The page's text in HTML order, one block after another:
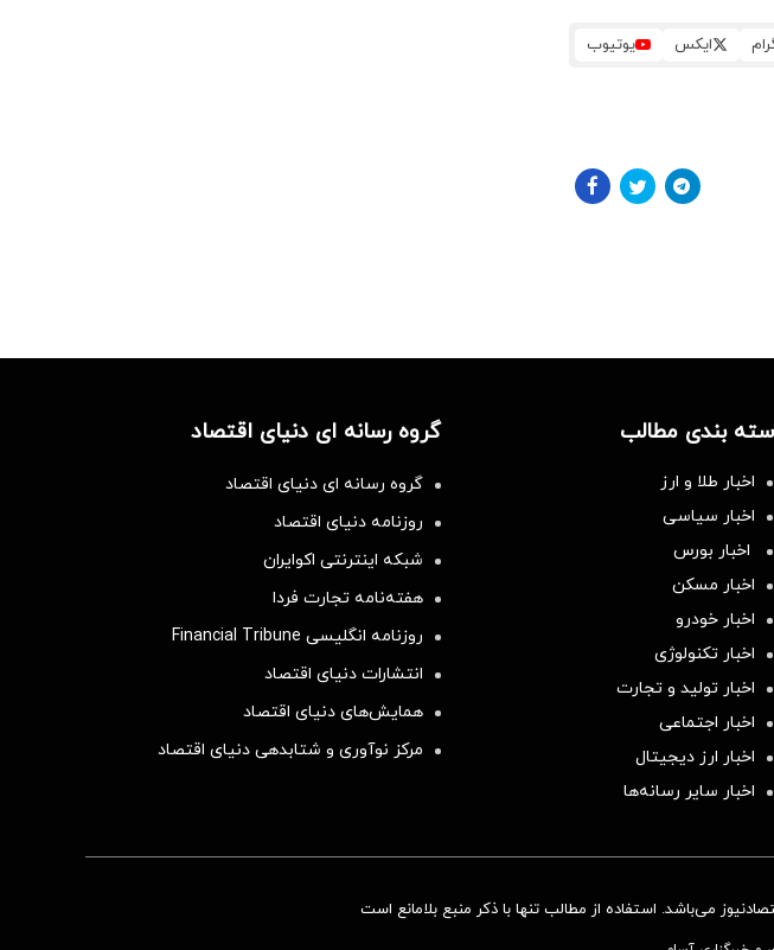
ایکس یوتیوب
بندی مطالب
اخبار طلا و ارز
اخبار سیاسی
اخبار بورس
اخبار مسکن
اخبار خودرو
اخبار تکنولوژی
اخبار تولید و تجارت
اخبار اجتماعی
اخبار ارز دیجیتال
اخبار سایر رسانه‌‌ها
گروه رسانه ای دنیای اقتصاد
گروه رسانه ای دنیای اقتصاد
روزنامه دنیای اقتصاد
شبکه اینترنتی اکوایران
هفته‌نامه تجارت فردا
روزنامه انگلیسی Financial Tribune
انتشارات دنیای اقتصاد
همایش‌های دنیای اقتصاد
مرکز نوآوری و شتابدهی دنیای اقتصاد
می‌باشد. استفاده از مطالب تنها با ذکر منبع بلامانع است